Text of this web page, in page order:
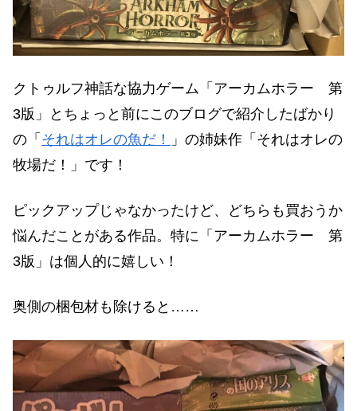
クトゥルフ神話な協力ゲーム「アーカムホラー 第
3版」とちょっと前にこのブログで紹介したばかり
の「 それはオレの魚だ！
」の姉妹作「それはオレの
牧場だ！」です！
ピックアップじゃなかったけど、どちらも買おうか
悩んだことがある作品。特に「アーカムホラー 第
3版」は個人的に嬉しい！
奥側の梱包材も除けると……